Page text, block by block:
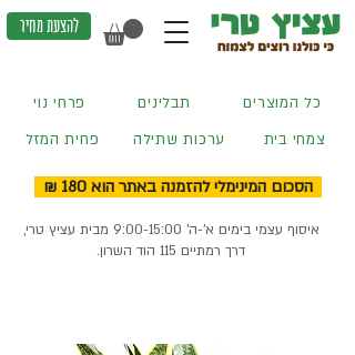
להצעת מחיר
פרחי נוי תבלינים
כל המוצרים
פחית המזל
ערכות שתילה צמחי בית
הסכום המינימלי להזמנה באתר הוא 180 ₪
איסוף עצמי בימים א'-ה' 9:00-15:00 מבית עציץ טרי,
דרך רמתיים 115 הוד השרון.